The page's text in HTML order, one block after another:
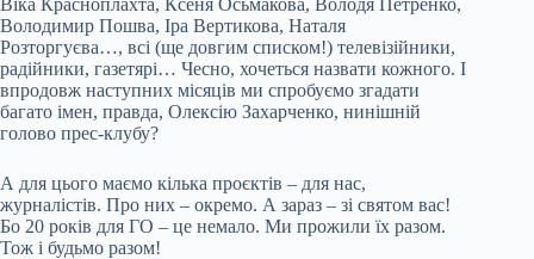
Володимир Пошва, Іра Вертикова, Наталя
Розторгуєва…, всі (ще довгим списком!) телевізійники,
радійники, газетярі… Чесно, хочеться назвати кожного. І
впродовж наступних місяців ми спробуємо згадати
багато імен, правда, Олексію Захарченко, нинішній
голово прес-клубу?
А для цього маємо кілька проєктів – для нас,
журналістів. Про них – окремо. А зараз – зі святом вас!
Бо 20 років для ГО – це немало. Ми прожили їх разом.
Тож і будьмо разом!